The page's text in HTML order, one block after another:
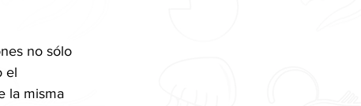
no sólo
el
la misma